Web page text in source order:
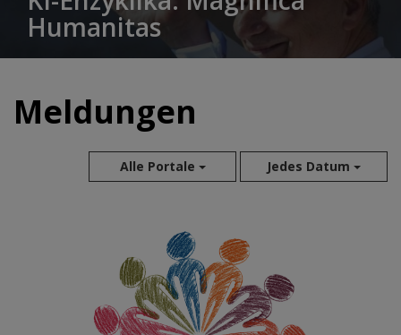
Humanitas
Meldungen
Alle Portale Jedes Datum
Jun 2026
Mai 2026
Apr 2026